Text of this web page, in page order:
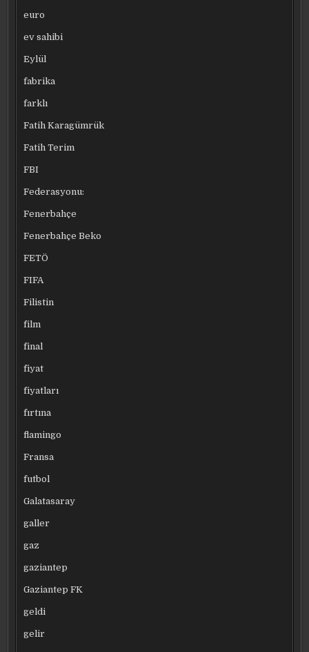
euro
ev sahibi
Eylül
fabrika
farklı
Fatih Karagümrük
Fatih Terim
FBI
Federasyonu:
Fenerbahçe
Fenerbahçe Beko
FETÖ
FIFA
Filistin
film
final
fiyat
fiyatları
fırtına
flamingo
Fransa
futbol
Galatasaray
galler
gaz
gaziantep
Gaziantep FK
geldi
gelir